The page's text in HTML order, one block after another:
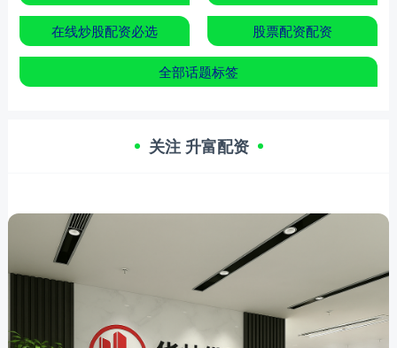
在线炒股配资必选 股票配资配资
全部话题标签
关注 升富配资